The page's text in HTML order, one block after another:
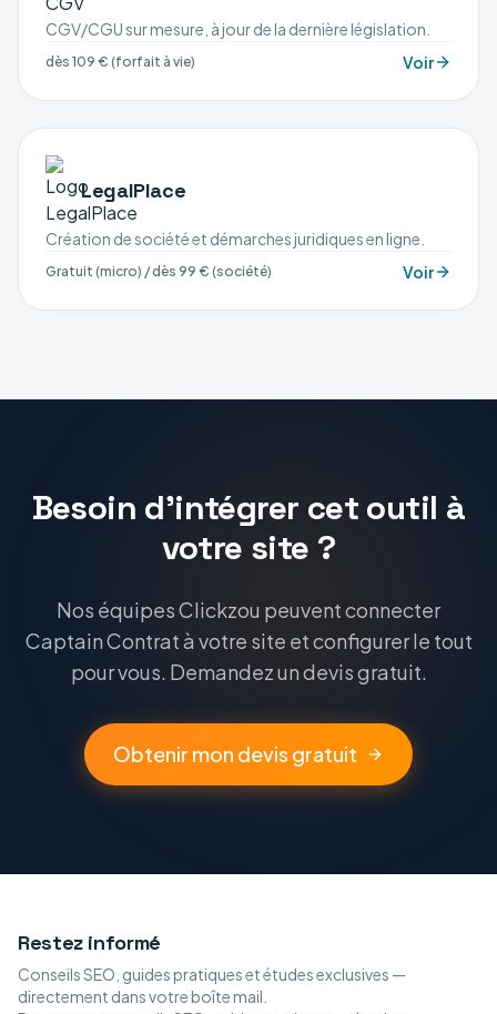
CGV/CGU sur mesure, à jour de la dernière législation.
dès 109 € (forfait à vie) Voir
LegalPlace
Création de société et démarches juridiques en ligne.
Gratuit (micro) / dès 99 € (société) Voir
Besoin d'intégrer cet outil à
votre site ?
Nos équipes Clickzou peuvent connecter
Captain Contrat à votre site et configurer le tout
pour vous. Demandez un devis gratuit.
Obtenir mon devis gratuit
Restez informé
Conseils SEO, guides pratiques et études exclusives —
directement dans votre boîte mail.